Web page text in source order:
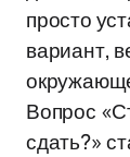
просто
вариант,
Вопрос
сдать?»